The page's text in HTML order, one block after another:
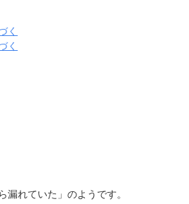
く
く
漏れていた」のようです。